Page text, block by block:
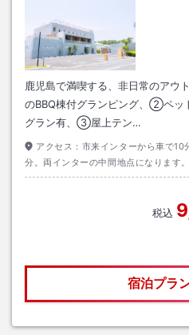
鹿児島で満喫する、非日常のア
のBBQ棟付グランピング、②ペッ
グラン有、③屋上テン…
アクセス： 市来インターから車で10
分。両インターの中間地点になります
す。
税込
宿泊プラ